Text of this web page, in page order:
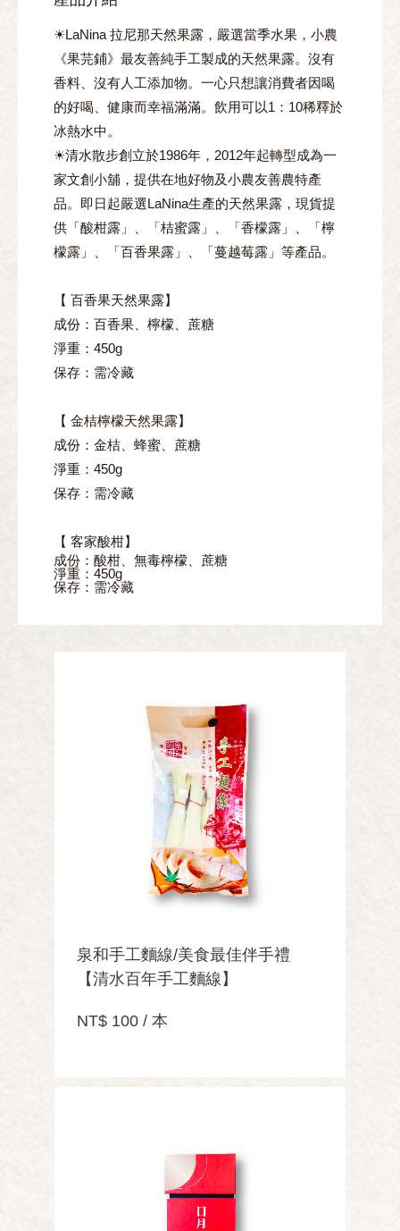
☀LaNina 拉尼那天然果露，嚴選當季水果，小農
《果芫鋪》最友善純手工製成的天然果露。沒有
香料、沒有人工添加物。一心只想讓消費者因喝
的好喝、健康而幸福滿滿。飲用可以1：10稀釋於
冰熱水中。
☀清水散步創立於1986年，2012年起轉型成為一
家文創小舖，提供在地好物及小農友善農特產
品。即日起嚴選LaNina生產的天然果露，現貨提
供「酸柑露」、「桔蜜露」、「香檬露」、「檸
檬露」、「百香果露」、「蔓越莓露」等產品。
【 百香果天然果露】
成份：百香果、檸檬、蔗糖
淨重：450g
保存：需冷藏
【 金桔檸檬天然果露】
成份：金桔、蜂蜜、蔗糖
淨重：450g
保存：需冷藏
【 客家酸柑】
成份：酸柑、無毒檸檬、蔗糖
淨重：450g
保存：需冷藏
泉和手工麵線/美食最佳伴手禮
【清水百年手工麵線】
NT$ 100 / 本